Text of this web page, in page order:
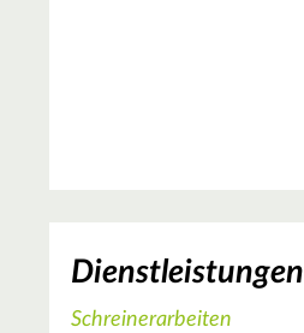
Dienstleistungen
Schreinerarbeiten